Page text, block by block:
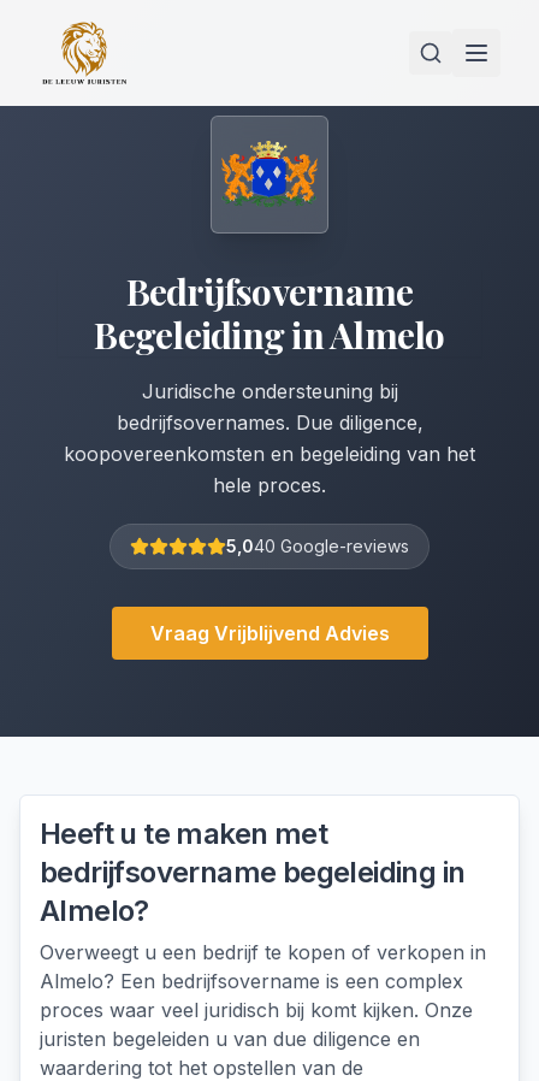
Bedrijfsovername
BegeleidinginAlmelo
Juridische ondersteuning bij
bedrijfsovernames. Due diligence,
koopovereenkomsten en begeleiding van het
hele proces.
5,040 Google-reviews
Vraag Vrijblijvend Advies
Heeft u te maken met
bedrijfsovername begeleiding in
Almelo?
Overweegt u een bedrijf te kopen of verkopen in
Almelo? Een bedrijfsovername is een complex
proces waar veel juridisch bij komt kijken. Onze
juristen begeleiden u van due diligence en
waardering tot het opstellen van de